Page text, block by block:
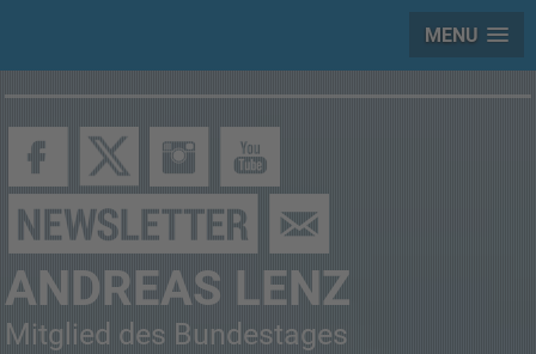
MENU
ANDREAS LENZ
Mitglied des Bundestages